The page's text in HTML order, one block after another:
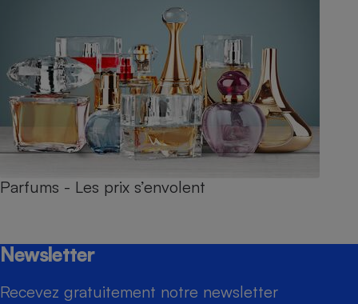
Parfums - Les prix s’envolent
Newsletter
Recevez gratuitement notre newsletter